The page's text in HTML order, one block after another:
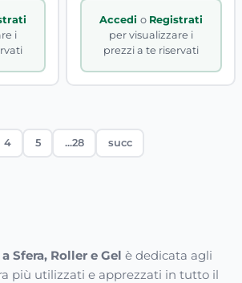
i
Accedi o Registrati
per visualizzare i
prezzi a te riservati
4 5 ...28 succ
Sfera, Roller e Gel è dedicata agli
più utilizzati e apprezzati in tutto il